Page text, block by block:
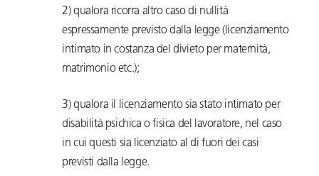
2) qualora ricorra altro caso di nullità
espressamente previsto dalla legge (licenziamento
intimato in costanza del divieto per maternità,
matrimonio etc.);
3) qualora il licenziamento sia stato intimato per
disabilità psichica o fisica del lavoratore, nel caso
in cui questi sia licenziato al di fuori dei casi
previsti dalla legge.